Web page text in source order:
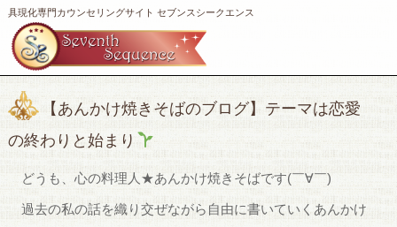
具現化専門カウンセリングサイト セブンスシークエンス
【あんかけ焼きそばのブログ】テーマは恋愛
の終わりと始まり
どうも、心の料理人★あんかけ焼きそばです(￣∀￣)
過去の私の話を織り交ぜながら自由に書いていくあんかけ